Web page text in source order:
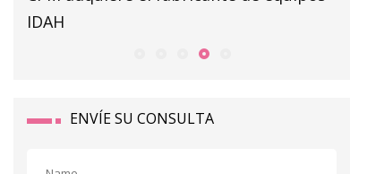
IDAH
ENVÍE SU CONSULTA